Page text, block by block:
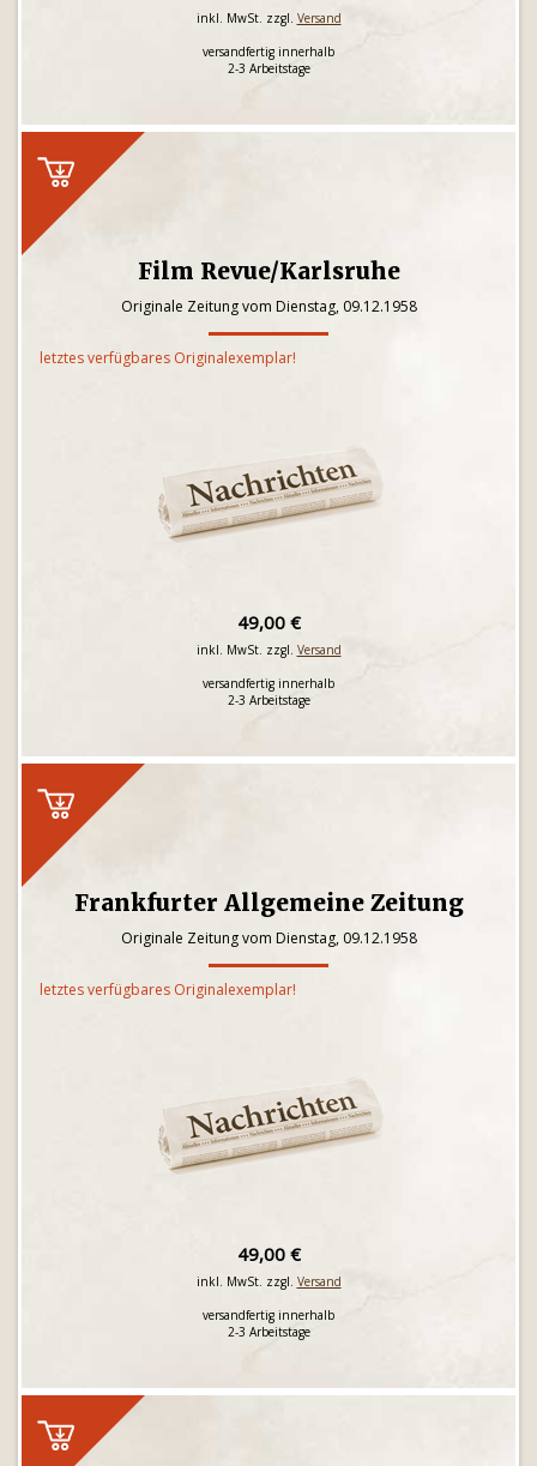
inkl. MwSt. zzgl. Versand
versandfertig innerhalb
2-3 Arbeitstage
Film Revue/Karlsruhe
Originale Zeitung vom Dienstag, 09.12.1958
letztes verfügbares Originalexemplar!
49,00 €
inkl. MwSt. zzgl. Versand
versandfertig innerhalb
2-3 Arbeitstage
Frankfurter Allgemeine Zeitung
Originale Zeitung vom Dienstag, 09.12.1958
letztes verfügbares Originalexemplar!
49,00 €
inkl. MwSt. zzgl. Versand
versandfertig innerhalb
2-3 Arbeitstage